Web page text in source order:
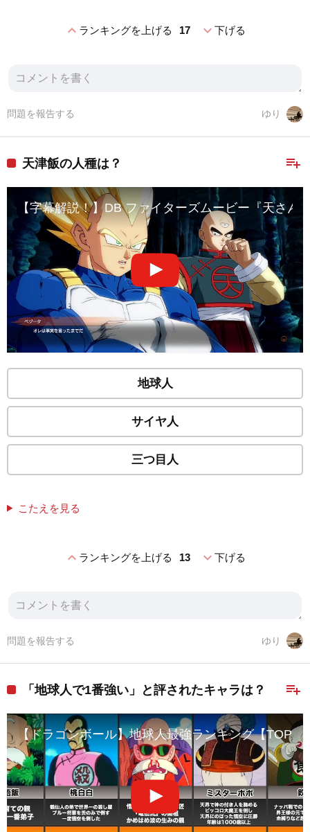
expand_lessランキングを上げる 17 expand_more下げる
ゆり
問題を報告する
playlist_add
天津飯の人種は？
【字幕解説！】DB ファイターズムービー『天さ
地球人
サイヤ人
三つ目人
こたえを見る
expand_lessランキングを上げる 13 expand_more下げる
ゆり
問題を報告する
playlist_add
「地球人で1番強い」と評されたキャラは？
【ドラゴンボール】地球人最強ランキング【TOP20